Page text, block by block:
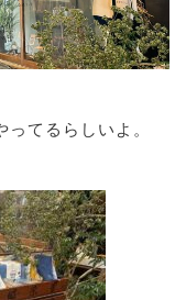
てるらしいよ。